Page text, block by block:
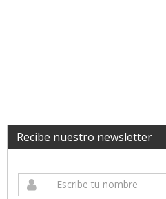
Recibe nuestro newsletter